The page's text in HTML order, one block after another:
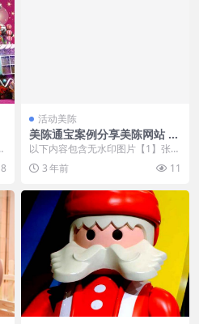
8
活动美陈
美陈通宝案例分享美陈网站 (1
3)
以下内容包含无水印图片【1】张
，开通会员无障碍浏览 开通VIP会
员 3 年前 11